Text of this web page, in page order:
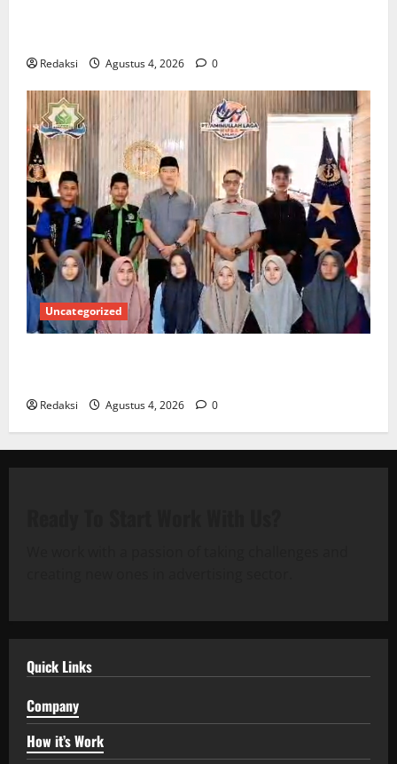
Redaksi Agustus 4, 2026 0
Uncategorized
Redaksi Agustus 4, 2026 0
Quick Links
Company
How it’s Work